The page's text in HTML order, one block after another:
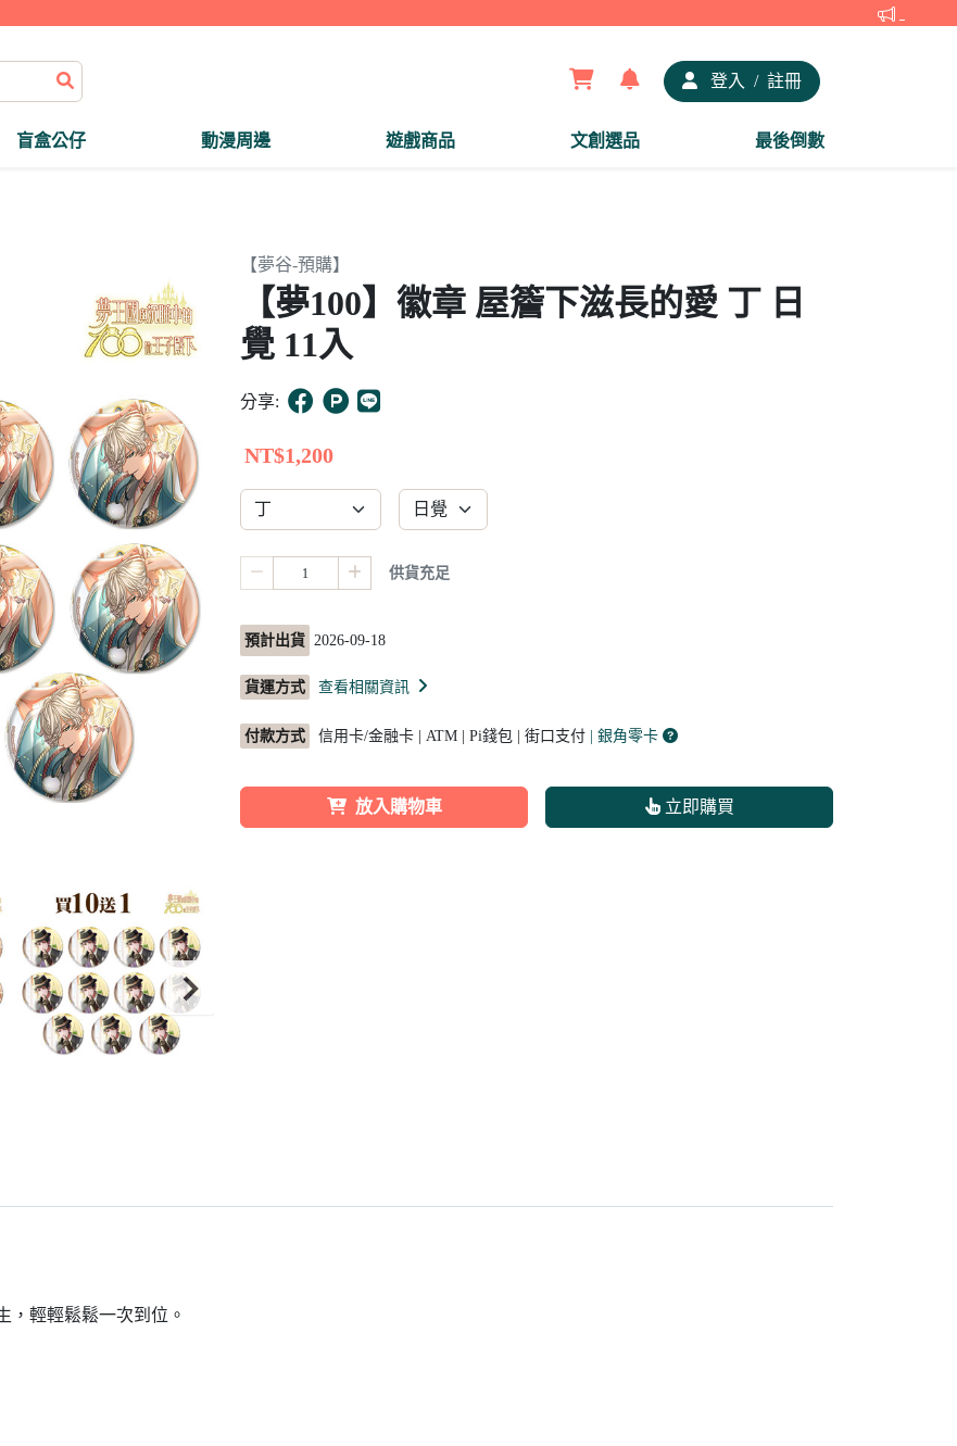
【夢谷
登入 / 註冊
盲盒公仔 動漫周邊 遊戲商品 文創選品 最後倒數
【夢谷-預購】
【夢100】徽章 屋簷下滋長的愛 丁 日
覺 11入
分享:
NT$1,200
供貨充足
預計出貨 2026-09-18
貨運方式 查看相關資訊
付款方式 信用卡/金融卡 | ATM | Pi錢包 | 街口支付 | 銀角零卡
放入購物車 立即購買
，輕輕鬆鬆一次到位。